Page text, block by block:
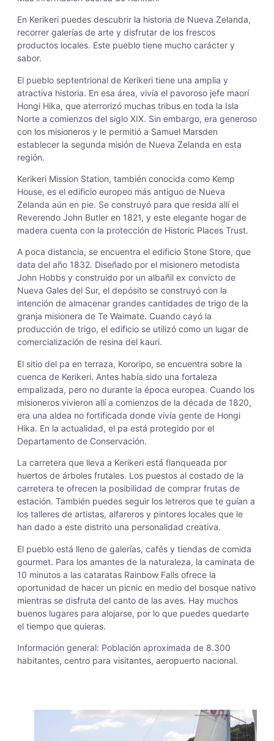
En Kerikeri puedes descubrir la historia de Nueva Zelanda,
recorrer galerías de arte y disfrutar de los frescos
productos locales. Este pueblo tiene mucho carácter y
sabor.
El pueblo septentrional de Kerikeri tiene una amplia y
atractiva historia. En esa área, vivía el pavoroso jefe maorí
Hongi Hika, que aterrorizó muchas tribus en toda la Isla
Norte a comienzos del siglo XIX. Sin embargo, era generoso
con los misioneros y le permitió a Samuel Marsden
establecer la segunda misión de Nueva Zelanda en esta
región.
Kerikeri Mission Station, también conocida como Kemp
House, es el edificio europeo más antiguo de Nueva
Zelanda aún en pie. Se construyó para que resida allí el
Reverendo John Butler en 1821, y este elegante hogar de
madera cuenta con la protección de Historic Places Trust.
A poca distancia, se encuentra el edificio Stone Store, que
data del año 1832. Diseñado por el misionero metodista
John Hobbs y construido por un albañil ex convicto de
Nueva Gales del Sur, el depósito se construyó con la
intención de almacenar grandes cantidades de trigo de la
granja misionera de Te Waimate. Cuando cayó la
producción de trigo, el edificio se utilizó como un lugar de
comercialización de resina del kauri.
El sitio del pa en terraza, Kororipo, se encuentra sobre la
cuenca de Kerikeri. Antes había sido una fortaleza
empalizada, pero no durante la época europea. Cuando los
misioneros vivieron allí a comienzos de la década de 1820,
era una aldea no fortificada donde vivía gente de Hongi
Hika. En la actualidad, el pa está protegido por el
Departamento de Conservación.
La carretera que lleva a Kerikeri está flanqueada por
huertos de árboles frutales. Los puestos al costado de la
carretera te ofrecen la posibilidad de comprar frutas de
estación. También puedes seguir los letreros que te guían a
los talleres de artistas, alfareros y pintores locales que le
han dado a este distrito una personalidad creativa.
El pueblo está lleno de galerías, cafés y tiendas de comida
gourmet. Para los amantes de la naturaleza, la caminata de
10 minutos a las cataratas Rainbow Falls ofrece la
oportunidad de hacer un picnic en medio del bosque nativo
mientras se disfruta del canto de las aves. Hay muchos
buenos lugares para alojarse, por lo que puedes quedarte
el tiempo que quieras.
Información general: Población aproximada de 8.300
habitantes, centro para visitantes, aeropuerto nacional.